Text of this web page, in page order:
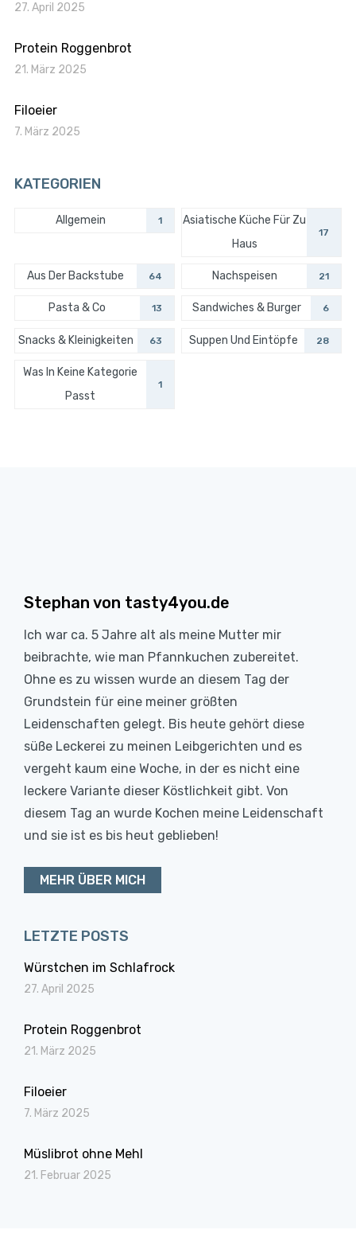
27. April 2025
Protein Roggenbrot
21. März 2025
Filoeier
7. März 2025
KATEGORIEN
Allgemein 1
Asiatische Küche Für Zu
Haus
17
Aus Der Backstube 64 Nachspeisen 21
Pasta & Co 13 Sandwiches & Burger 6
Snacks & Kleinigkeiten 63 Suppen Und Eintöpfe 28
Was In Keine Kategorie
Passt
1
Stephan von tasty4you.de
Ich war ca. 5 Jahre alt als meine Mutter mir
beibrachte, wie man Pfannkuchen zubereitet.
Ohne es zu wissen wurde an diesem Tag der
Grundstein für eine meiner größten
Leidenschaften gelegt. Bis heute gehört diese
süße Leckerei zu meinen Leibgerichten und es
vergeht kaum eine Woche, in der es nicht eine
leckere Variante dieser Köstlichkeit gibt. Von
diesem Tag an wurde Kochen meine Leidenschaft
und sie ist es bis heut geblieben!
MEHR ÜBER MICH
LETZTE POSTS
Würstchen im Schlafrock
27. April 2025
Protein Roggenbrot
21. März 2025
Filoeier
7. März 2025
Müslibrot ohne Mehl
21. Februar 2025